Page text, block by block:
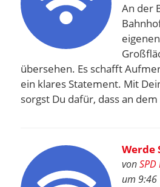
An der
übersehen. Es schafft
ein klares Statement. Mit
sorgst Du dafür, dass an
Werde
von
um 9:46